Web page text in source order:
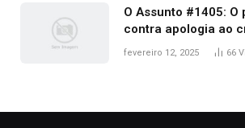
O Assunto #1405: O
contra apologia ao
fevereiro 12, 2025 66